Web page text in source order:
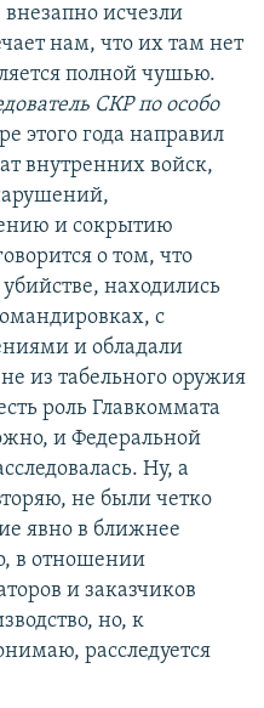
исчезли
нам, что их там нет
полной чушью.
СКР по особо
этого года направил
внутренних войск,
и сокрытию
о том, что
находились
с
и обладали
из табельного оружия
роль Главкоммата
и Федеральной
Ну, а
не были четко
явно в ближнее
в отношении
и заказчиков
но, к
расследуется